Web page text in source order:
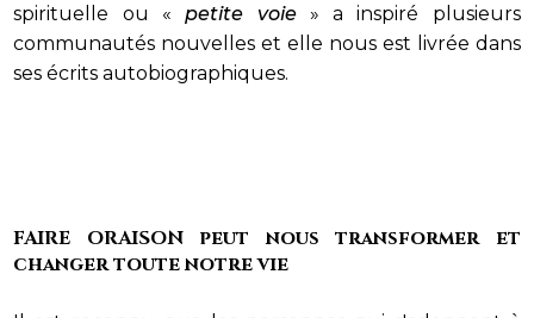
spirituelle ou «petite voie» a inspiré plusieurs
communautés nouvelles et elle nous est livrée dans
ses écrits autobiographiques.
FAIRE ORAISON peut nous transformer et
changer toute notre vie